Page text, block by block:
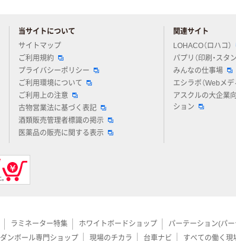
当サイトについて
サイトマップ
ご利用規約
プライバシーポリシー
ご利用環境について
ご利用上の注意
古物営業法に基づく表記
酒類販売管理者標識の掲示
医薬品の販売に関する表示
関連サイト
LOHACO（ロハコ）
パプリ（印刷・スタン
みんなの仕事場
エシラボ（Webメデ
アスクルの大企業
ション
ラミネーター特集 ホワイトボードショップ パーテーション(パ
ダンボール専門ショップ 現場のチカラ 台車ナビ すべての働く現